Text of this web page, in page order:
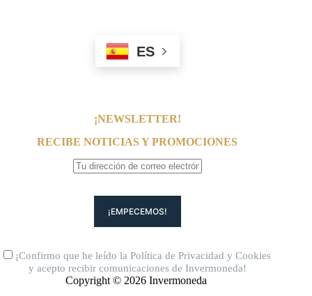
ES
¡NEWSLETTER!
RECIBE NOTICIAS Y PROMOCIONES
¡Confirmo que he leído laPolítica de Privacidad yCookies
y acepto recibir comunicaciones de Invermoneda!
Copyright © 2026 Invermoneda